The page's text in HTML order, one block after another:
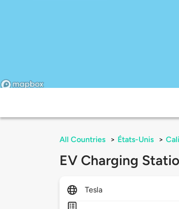
All Countries > États-Unis >
EV Charging
Tesla